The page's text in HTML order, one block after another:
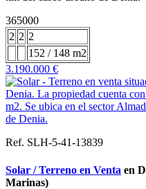
365000
2 2 2
152 / 148 m2
3.190.000 €
Ref. SLH-5-41-13839
Solar / Terreno en Venta en
Marinas)